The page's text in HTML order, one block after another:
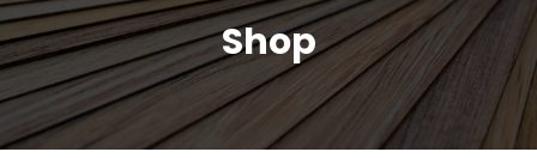
Shop